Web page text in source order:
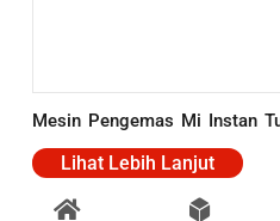
Mesin Pengemas Mi Instan
Lihat Lebih Lanjut